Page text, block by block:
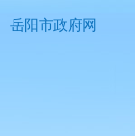
岳阳市政府网